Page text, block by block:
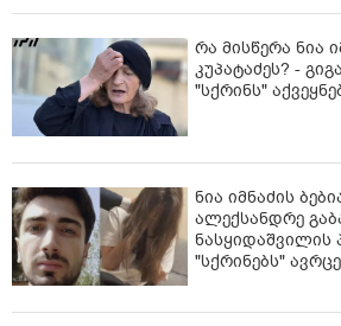
რა მისწერა ნია
კუპატაძეს? -
"სქრინს"
ნია იმნაძის
ალექსანდრე
ნასყიდაშვილის
"სქრინებს"